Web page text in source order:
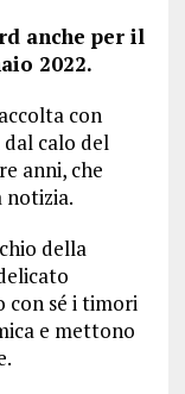
anche per il
2022.
con
calo del
anni, che
notizia.
della
con sé i timori
e mettono